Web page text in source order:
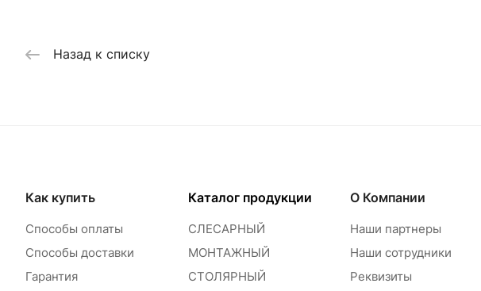
Назад к списку
Как купить
Способы оплаты
Способы доставки
Гарантия
Каталог продукции
СЛЕСАРНЫЙ
МОНТАЖНЫЙ
СТОЛЯРНЫЙ
О Компании
Наши партнеры
Наши сотрудники
Реквизиты